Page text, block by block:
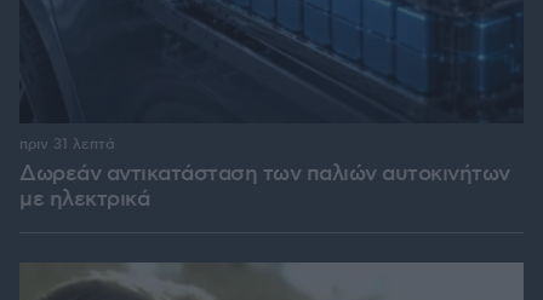
Δωρεάν αντικατάσταση των παλιών αυτοκινήτων
με ηλεκτρικά
πριν 31 λεπτά